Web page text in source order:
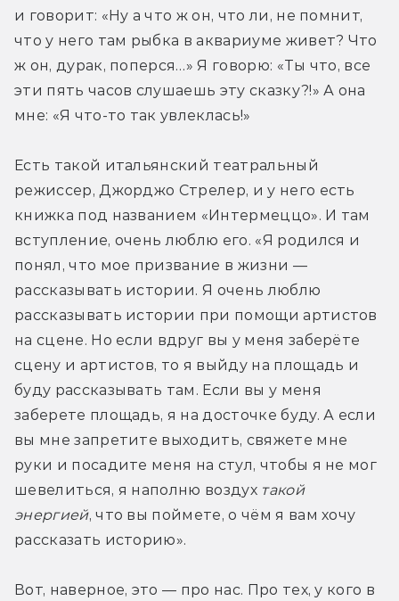
и говорит: «Ну а что ж он, что ли, не помнит,
что у него там рыбка в аквариуме живет? Что
ж он, дурак, поперся…» Я говорю: «Ты что, все
эти пять часов слушаешь эту сказку?!» А она
мне: «Я что-то так увлеклась!»
Есть такой итальянский театральный
режиссер, Джорджо Стрелер, и у него есть
книжка под названием «Интермеццо». И там
вступление, очень люблю его. «Я родился и
понял, что мое призвание в жизни —
рассказывать истории. Я очень люблю
рассказывать истории при помощи артистов
на сцене. Но если вдруг вы у меня заберёте
сцену и артистов, то я выйду на площадь и
буду рассказывать там. Если вы у меня
заберете площадь, я на досточке буду. А если
вы мне запретите выходить, свяжете мне
руки и посадите меня на стул, чтобы я не мог
шевелиться, я наполню воздух такой
энергией, что вы поймете, о чём я вам хочу
рассказать историю».
Вот, наверное, это — про нас. Про тех, у кого в